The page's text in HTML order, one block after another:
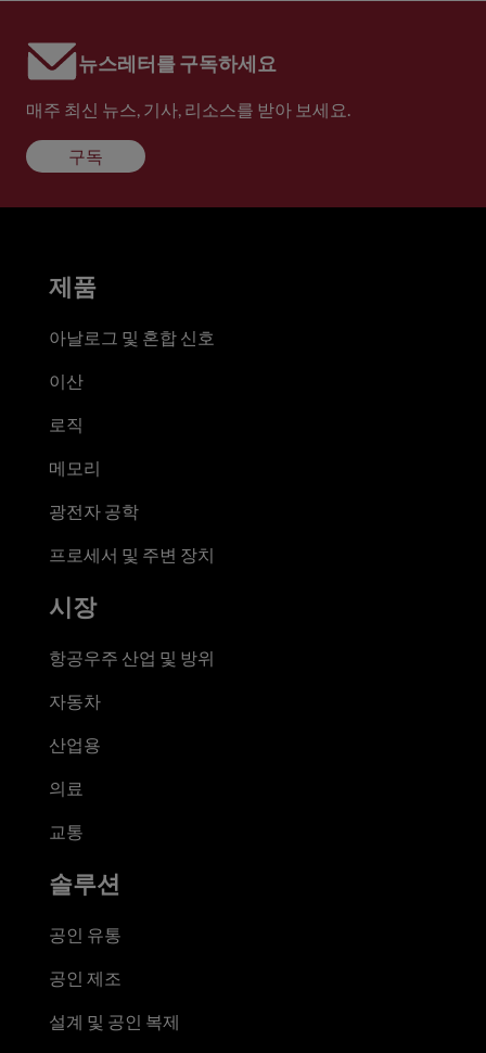
뉴스레터를 구독하세요
매주 최신 뉴스, 기사, 리소스를 받아 보세요.
구독
제품
아날로그 및 혼합 신호
이산
로직
메모리
광전자 공학
프로세서 및 주변 장치
시장
항공우주 산업 및 방위
자동차
산업용
의료
교통
솔루션
공인 유통
공인 제조
설계 및 공인 복제